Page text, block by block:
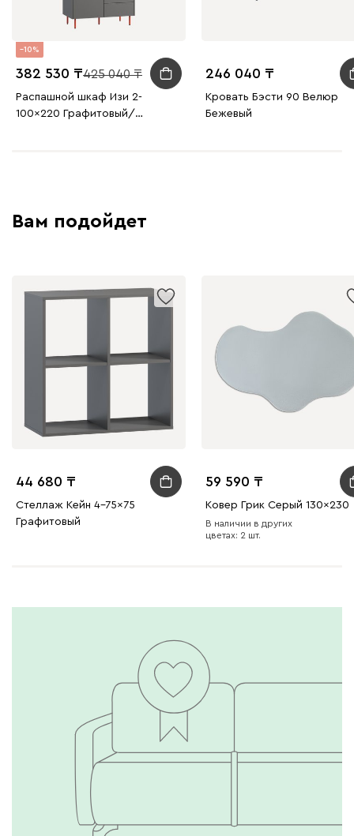
10
382 530 425 040
Распашной шкаф Изи 2-
100x220 Графитовый/
246 040
Кровать Бэсти 90 Велюр
Бежевый
Вам подойдет
44 680
Стеллаж Кейн 4-75x75
Графитовый
59 590
Ковер Грик Серый 130x230
В наличии в других
цветах: 2 шт.